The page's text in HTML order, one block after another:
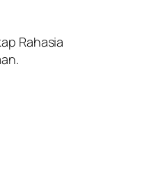
Rahasia